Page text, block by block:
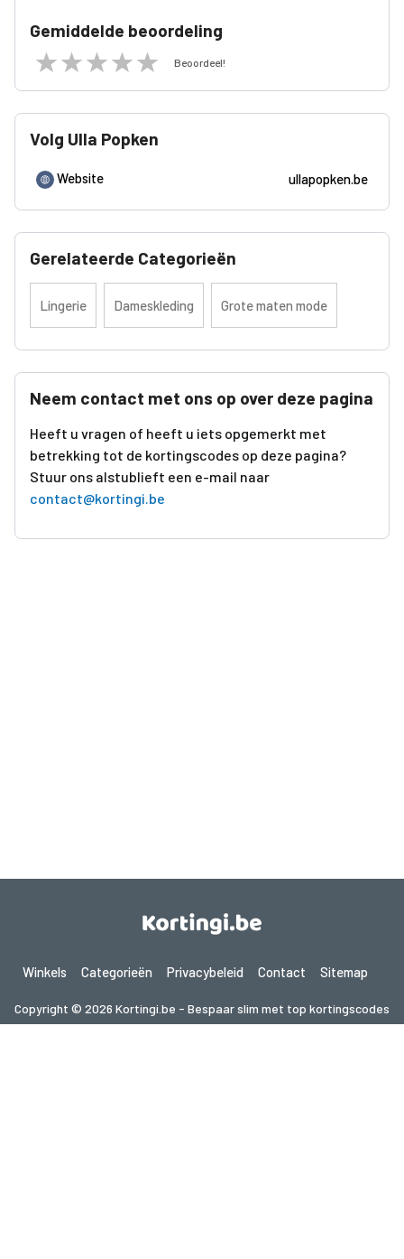
Gemiddelde beoordeling
Beoordeel!
Volg Ulla Popken
Website ullapopken.be
Gerelateerde Categorieën
Lingerie Dameskleding Grote maten mode
Neem contact met ons op over deze pagina
Heeft u vragen of heeft u iets opgemerkt met
betrekking tot de kortingscodes op deze pagina?
Stuur ons alstublieft een e-mail naar
contact@kortingi.be
Winkels Categorieën Privacybeleid Contact Sitemap
Copyright © 2026 Kortingi.be - Bespaar slim met top kortingscodes
2026. Alle rechten voorbehouden.